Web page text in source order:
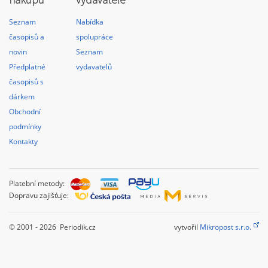
Seznam
časopisů a
novin
Předplatné
časopisů s
dárkem
Obchodní
podmínky
Kontakty
Nabídka
spolupráce
Seznam
vydavatelů
Platební metody:
Dopravu zajišťuje:
© 2001 - 2026 Periodik.cz vytvořil Mikropost s.r.o.